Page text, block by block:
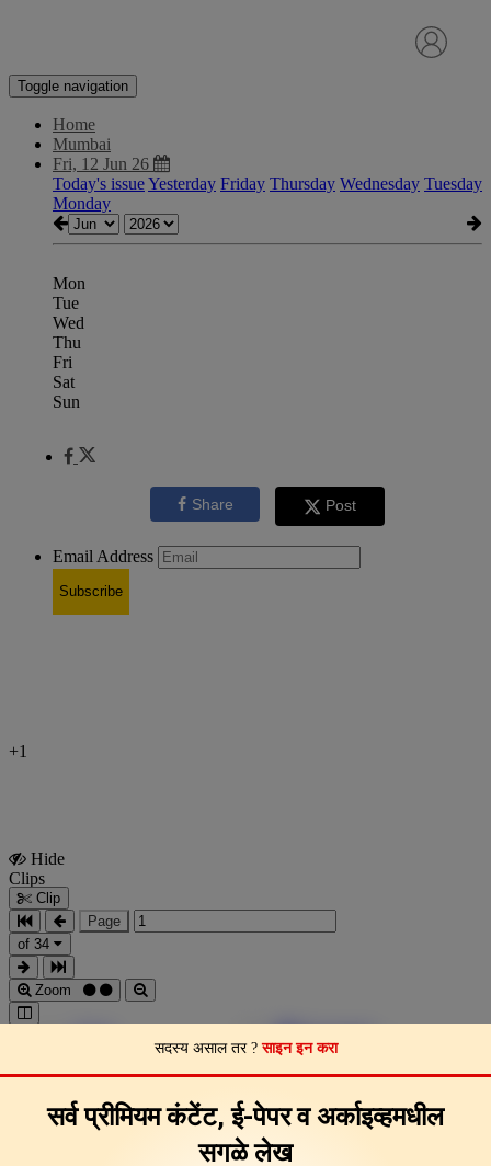
सदस्य असाल तर ?साइन इन करा
सर्व प्रीमियम कंटेंट, ई-पेपर व अर्काइव्हमधील
सगळे लेख
Toggle navigation
Home
Mumbai
Fri, 12 Jun 26
Today's issueYesterday Friday Thursday Wednesday Tuesday
Monday
Mon
Tue
Wed
Thu
Fri
Sat
Sun
Share Post
Email Address
Subscribe
+1
Hide
Clips
Clip
Page
of 34
Zoom
Feedback